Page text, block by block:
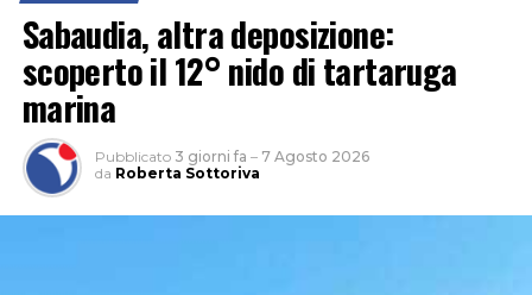
Tra le aree interessate anche Rio Martino, “sul quale
Sabaudia, altra deposizione:
scoperto il 12° nido di tartaruga
marina
Pubblicato 3 giorni fa – 7 Agosto 2026
da Roberta Sottoriva